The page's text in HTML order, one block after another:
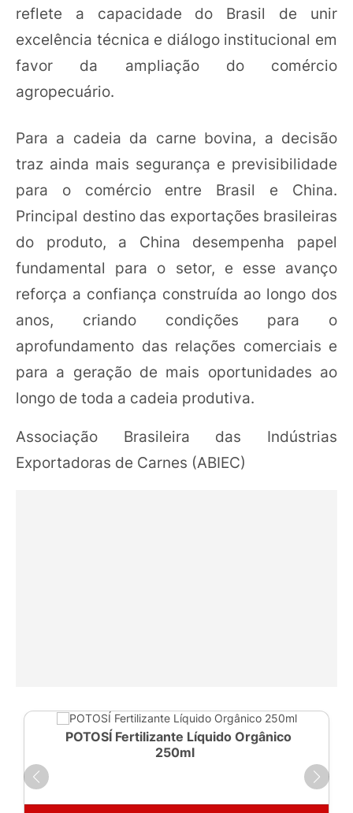
reflete a capacidade do Brasil de unir
excelência técnica e diálogo institucional em
favor da ampliação do comércio
agropecuário.
Para a cadeia da carne bovina, a decisão
traz ainda mais segurança e previsibilidade
para o comércio entre Brasil e China.
Principal destino das exportações brasileiras
do produto, a China desempenha papel
fundamental para o setor, e esse avanço
reforça a confiança construída ao longo dos
anos, criando condições para o
aprofundamento das relações comerciais e
para a geração de mais oportunidades ao
longo de toda a cadeia produtiva.
Associação Brasileira das Indústrias
Exportadoras de Carnes (ABIEC)
POTOSÍ Fertilizante Líquido Orgânico
250ml